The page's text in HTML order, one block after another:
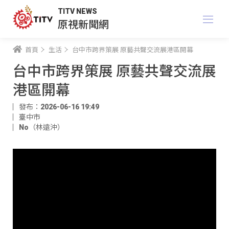
TITV NEWS
原視新聞網
首頁 生活 台中市跨界策展 原藝共聲交流展港區開幕
台中市跨界策展 原藝共聲交流展
港區開幕
發布：2026-06-16 19:49
臺中市
No（林遠沖）